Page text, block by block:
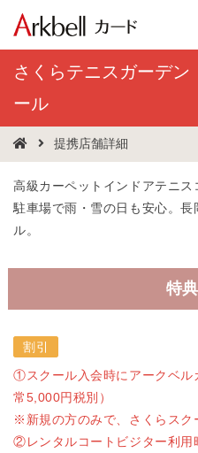
さくらテニスガーデ
ール
提携店舗詳細
高級カーペットインドアテニ
駐車場で雨・雪の日も安心。
ル。
特
割引
①スクール入会時にアークベル
常5,000円税別）
※新規の方のみで、さくらスク
②レンタルコートビジター利用